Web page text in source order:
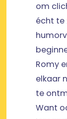
om
écht te
Romy
elkaar
te
Want